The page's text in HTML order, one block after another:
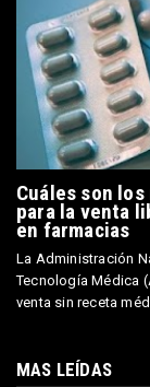
Cuáles son
para la venta
en farmacias
La Administración
Tecnología Médica
venta sin receta
MAS LEÍDAS